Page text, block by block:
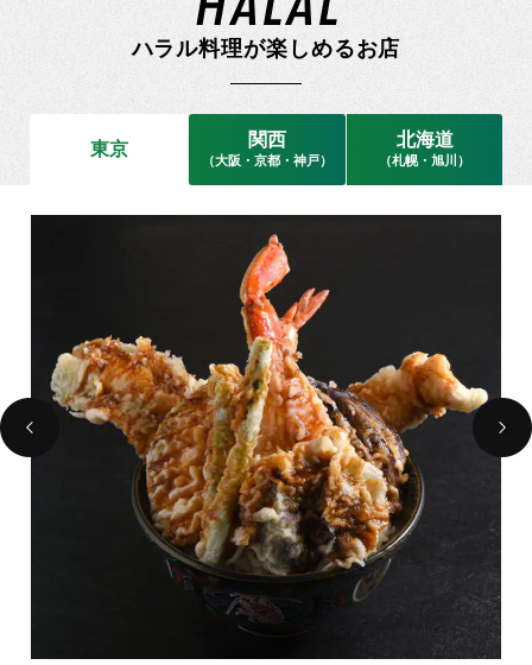
ハラル料理が楽しめるお店
東京 関西
（大阪・京都・神戸）
北海道
（札幌・旭川）